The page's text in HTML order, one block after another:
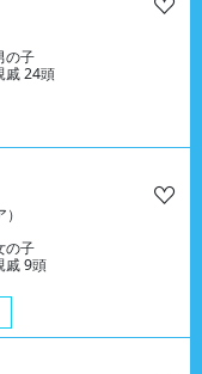
の子
戚 24頭
の子
戚 9頭